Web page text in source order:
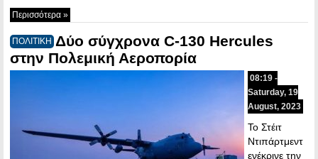
Περισσότερα »
ΠΟΛΙΤΙΚΗ Δύο σύγχρονα C-130 Hercules
στην Πολεμική Αεροπορία
08:19 -
Saturday, 19
August, 2023
Το Στέιτ
Ντιπάρτμεντ
ενέκρινε την